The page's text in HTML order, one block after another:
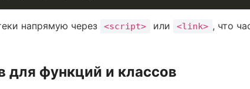
напрямую через <script> или <link> , что
для функций и классов